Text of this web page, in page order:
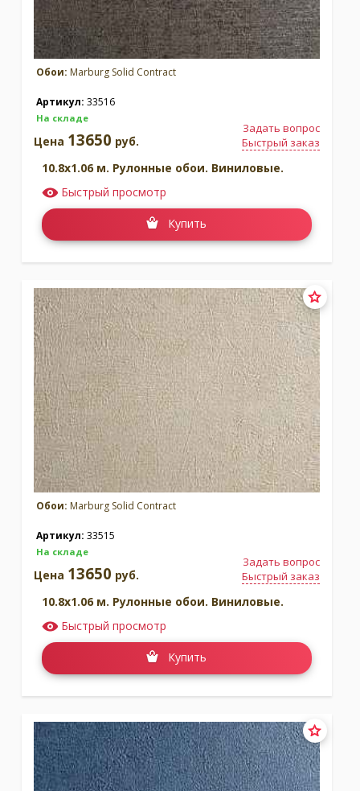
Обои: Marburg Solid Contract
Артикул: 33516
На складе
Задать вопрос
Быстрый заказ
Цена 13650 руб.
10.8x1.06 м. Рулонные обои. Виниловые.
Быстрый просмотр
Купить
Обои: Marburg Solid Contract
Артикул: 33515
На складе
Задать вопрос
Быстрый заказ
Цена 13650 руб.
10.8x1.06 м. Рулонные обои. Виниловые.
Быстрый просмотр
Купить